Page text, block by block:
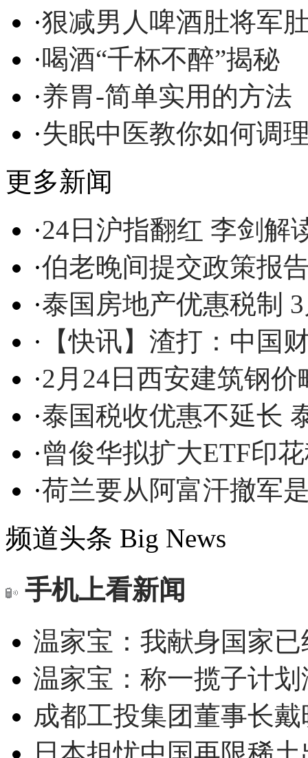
·狠减男人啤酒肚将军
·喝酒“千杯不醉”揭秘
·养胃-简单实用的方法
·失眠中医教你如何调
更多新闻
·24日沪指翻红 李剑解
·伯老晚间提交政策报
·泰国房地产优惠税制
· 【快讯】渣打：中国
·2月24日西安建筑钢价
·泰国税收优惠不延长
·曾俊华拟扩大ETF印
·荷兰要从阿富汗撤军
频道头条 Big News
手机上看新闻
温家宝：我献身国家
温家宝：称一揽子计
成都工投集团董事长